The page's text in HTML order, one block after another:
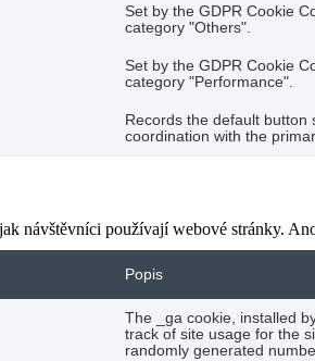
Set by the GDPR Cookie
category "Others".
Set by the GDPR Cookie
category "Performance".
Records the default button
coordination with the
návštěvníci používají webové stránky.
Popis
The _ga cookie, installed
track of site usage for the
randomly generated